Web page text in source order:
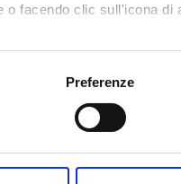
o facendo clic sull'icona di
anche:
sulla tua posizione
in qualsiasi
Preferenze